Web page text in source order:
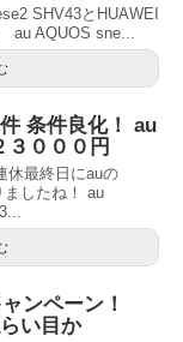
SHV43とHUAWEI
au AQUOS sne...
条件良化！ au
０００円
休最終日にauの
ましたね！ au
ンペーン！
い目か